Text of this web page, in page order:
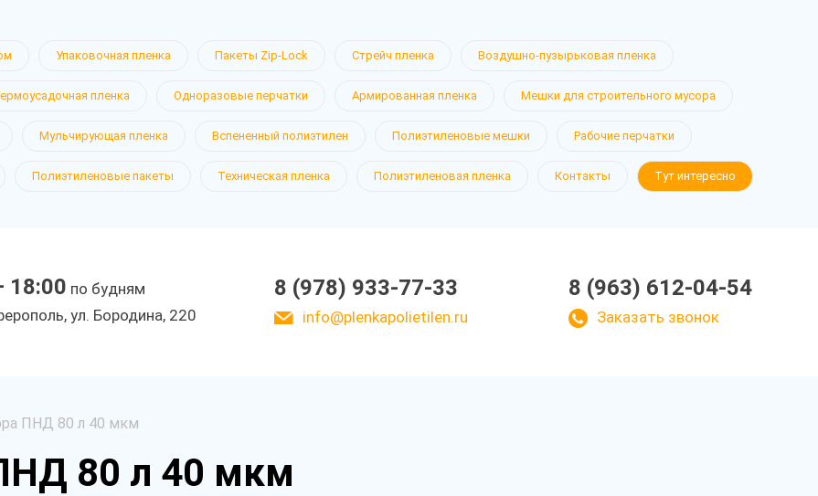
Упаковочная пленка Пакеты Zip-Lock Стрейч пленка Воздушно-пузырьковая пленка
пленка Одноразовые перчатки Армированная пленка Мешки для строительного мусора
Мульчирующая пленка Вспененный полиэтилен Полиэтиленовые мешки Рабочие перчатки
Полиэтиленовые пакеты Техническая пленка Полиэтиленовая пленка Контакты Тут интересно
18:00 по будням
ул. Бородина, 220
8 (978) 933-77-33
info@plenkapolietilen.ru
8 (963) 612-04-54
Заказать звонок
ПНД 80 л 40 мкм
80 л 40 мкм